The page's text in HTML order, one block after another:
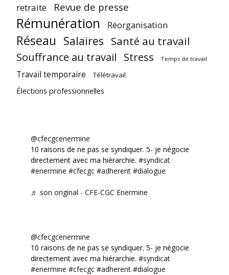
retraite Revue de presse
Rémunération Réorganisation
Réseau Salaires Santé au travail
Souffrance au travail Stress Temps de travail
Travail temporaire Télétravail
Élections professionnelles
@cfecgcenermine
10 raisons de ne pas se syndiquer. 5- je négocie
directement avec ma hiérarchie. #syndicat
#enermine #cfecgc #adherent #dialogue
♬ son original - CFE-CGC Enermine
@cfecgcenermine
10 raisons de ne pas se syndiquer. 5- je négocie
directement avec ma hiérarchie. #syndicat
#enermine #cfecgc #adherent #dialogue